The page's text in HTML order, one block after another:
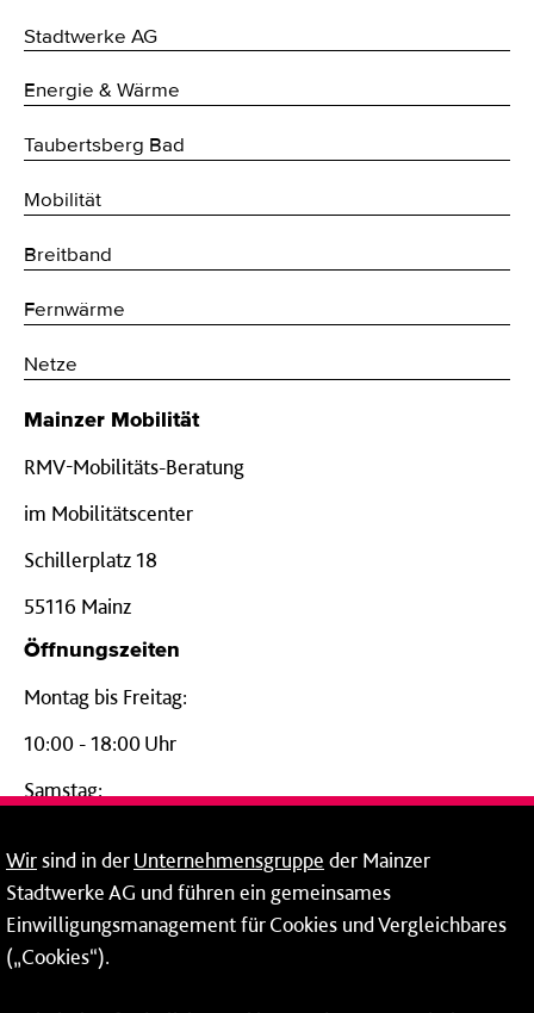
Stadtwerke AG
Energie & Wärme
Taubertsberg Bad
Mobilität
Breitband
Fernwärme
Netze
Mainzer Mobilität
RMV-Mobilitäts-Beratung
im Mobilitätscenter
Schillerplatz 18
55116 Mainz
Öffnungszeiten
Montag bis Freitag:
10:00 - 18:00 Uhr
Samstag:
24-Stunden-Telefon*
06131 – 12 77 77
Fax: 06131 – 12 66 66
Wirsind in derUnternehmensgruppe der Mainzer
Stadtwerke AG und führen ein gemeinsames
Einwilligungsmanagement für Cookies und Vergleichbares
(„Cookies“).